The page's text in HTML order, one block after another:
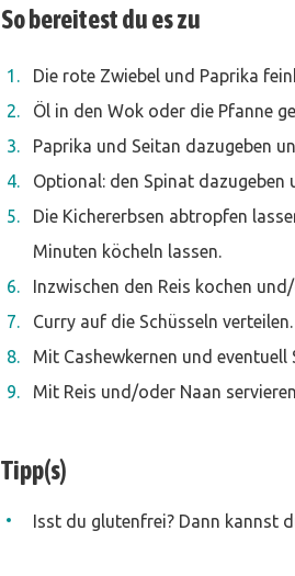
So bereitest du es zu
Die rote Zwiebel und Paprika
Öl in den Wok oder die Pfanne
Paprika und Seitan dazugeben
Optional: den Spinat dazugeben
Die Kichererbsen abtropfen
Minuten köcheln lassen.
Inzwischen den Reis kochen
Curry auf die Schüsseln verteilen.
Mit Cashewkernen und eventuell
Mit Reis und/oder Naan
Tipp(s)
Isst du glutenfrei? Dann kannst